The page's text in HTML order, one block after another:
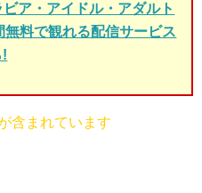
ア・アイドル・アダルト
無料で観れる配信サービス
!
含まれています